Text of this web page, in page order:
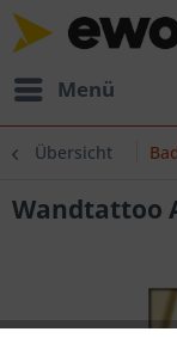
Menü
Übersicht
Wandtattoo